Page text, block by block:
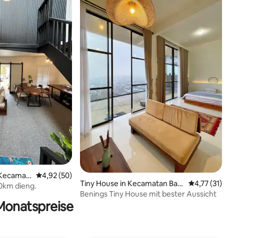
von 5, 41 Bewertungen
Durchschnittliche Bewertung: 4,92 von 5, 50 Bewertungen
4,92 (50)
dieng.
Tiny House in Kecamatan Bat
ur
Durchschnittliche
4,77 (31)
Benings Tiny House mit bester Aussicht